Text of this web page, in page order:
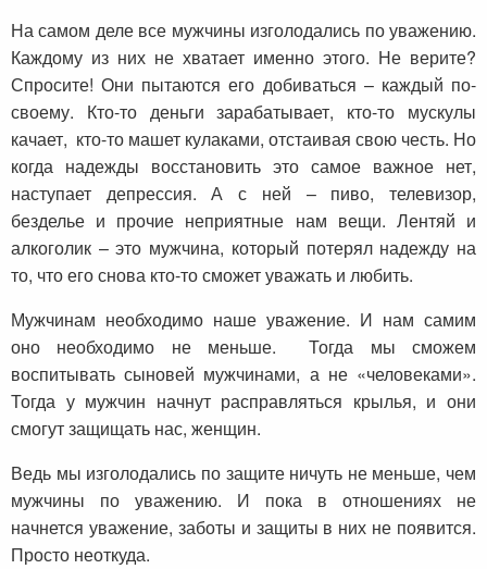
На самом деле все мужчины изголодались по уважению.
Каждому из них не хватает именно этого. Не верите?
Спросите! Они пытаются его добиваться – каждый по-
своему. Кто-то деньги зарабатывает, кто-то мускулы
качает, кто-то машет кулаками, отстаивая свою честь. Но
когда надежды восстановить это самое важное нет,
наступает депрессия. А с ней – пиво, телевизор,
безделье и прочие неприятные нам вещи. Лентяй и
алкоголик – это мужчина, который потерял надежду на
то, что его снова кто-то сможет уважать и любить.
Мужчинам необходимо наше уважение. И нам самим
оно необходимо не меньше. Тогда мы сможем
воспитывать сыновей мужчинами, а не «человеками».
Тогда у мужчин начнут расправляться крылья, и они
смогут защищать нас, женщин.
Ведь мы изголодались по защите ничуть не меньше, чем
мужчины по уважению. И пока в отношениях не
начнется уважение, заботы и защиты в них не появится.
Просто неоткуда.